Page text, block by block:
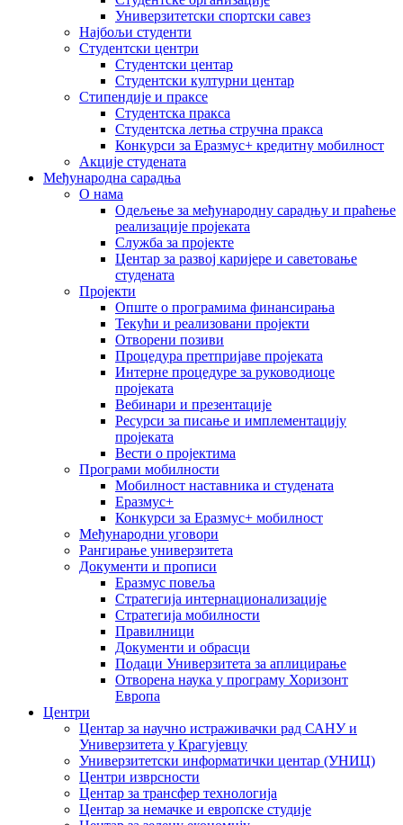
Универзитетски спортски савез
Најбољи студенти
Студентски центри
Студентски центар
Студентски културни центар
Стипендије и праксе
Студентска пракса
Студентска летња стручна пракса
Конкурси за Еразмус+ кредитну мобилност
Акције студената
Међународна сарадња
О нама
Одељење за међународну сарадњу и праћење
реализације пројеката
Служба за пројекте
Центар за развој каријере и саветовање
студената
Пројекти
Опште о програмима финансирања
Текући и реализовани пројекти
Отворени позиви
Процедура претпријаве пројеката
Интерне процедуре за руководиоце
пројеката
Вебинари и презентације
Ресурси за писање и имплементацију
пројеката
Вести о пројектима
Програми мобилности
Мобилност наставника и студената
Еразмус+
Конкурси за Еразмус+ мобилност
Међународни уговори
Рангирање универзитета
Документи и прописи
Еразмус повеља
Стратегија интернационализације
Стратегија мобилности
Правилници
Документи и обрасци
Подаци Универзитета за аплицирање
Отворена наука у програму Хоризонт
Европа
Центри
Центар за научно истраживачки рад САНУ и
Универзитета у Крагујевцу
Универзитетски информатички центар (УНИЦ)
Центри изврсности
Центар за трансфер технологија
Центар за немачке и европске студије